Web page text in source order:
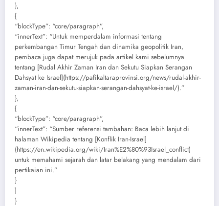
},
{
“blockType”: “core/paragraph”,
“innerText”: “Untuk memperdalam informasi tentang
perkembangan Timur Tengah dan dinamika geopolitik Iran,
pembaca juga dapat merujuk pada artikel kami sebelumnya
tentang [Rudal Akhir Zaman Iran dan Sekutu Siapkan Serangan
Dahsyat ke Israel](https://pafikaltaraprovinsi.org/news/rudal-akhir-
zaman-iran-dan-sekutu-siapkan-serangan-dahsyat-ke-israel/).”
},
{
“blockType”: “core/paragraph”,
“innerText”: “Sumber referensi tambahan: Baca lebih lanjut di
halaman Wikipedia tentang [Konflik Iran-Israel]
(https://en.wikipedia.org/wiki/Iran%E2%80%93Israel_conflict)
untuk memahami sejarah dan latar belakang yang mendalam dari
pertikaian ini.”
}
]
}